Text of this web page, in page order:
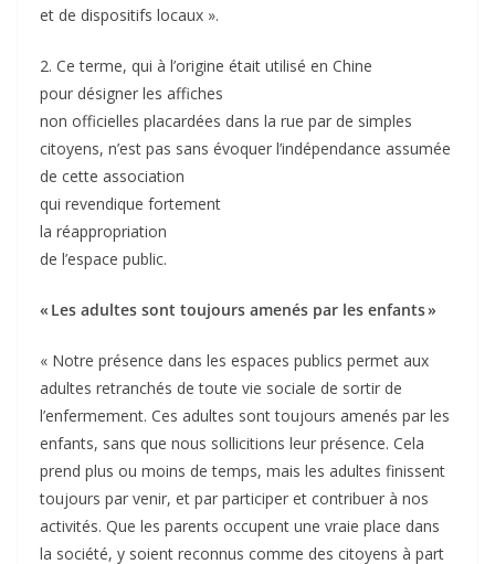
et de dispositifs locaux ».
2. Ce terme, qui à l’origine était utilisé en Chine
pour désigner les affiches
non officielles placardées dans la rue par de simples
citoyens, n’est pas sans évoquer l’indépendance assumée
de cette association
qui revendique fortement
la réappropriation
de l’espace public.
« Les adultes sont toujours amenés par les enfants »
« Notre présence dans les espaces publics permet aux
adultes retranchés de toute vie sociale de sortir de
l’enfermement. Ces adultes sont toujours amenés par les
enfants, sans que nous sollicitions leur présence. Cela
prend plus ou moins de temps, mais les adultes finissent
toujours par venir, et par participer et contribuer à nos
activités. Que les parents occupent une vraie place dans
la société, y soient reconnus comme des citoyens à part